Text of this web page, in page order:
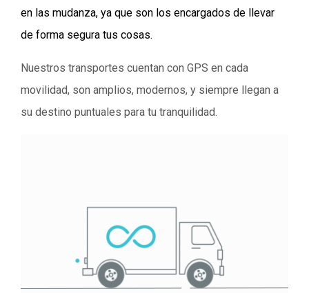
en las mudanza, ya que son los encargados de llevar
de forma segura tus cosas.
Nuestros transportes cuentan con GPS en cada
movilidad, son amplios, modernos, y siempre llegan a
su destino puntuales para tu tranquilidad.